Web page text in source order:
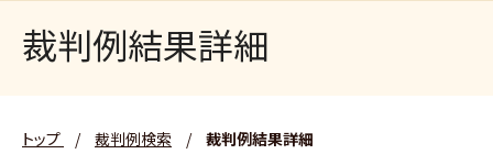
裁判例結果詳細
トップ / 裁判例検索 / 裁判例結果詳細